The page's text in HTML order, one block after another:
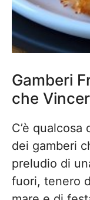
Gamberi
che
C’è
dei gamberi
preludio di
fuori, tenero